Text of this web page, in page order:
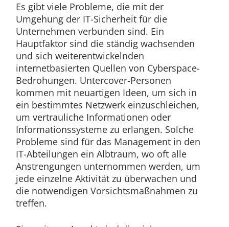
Es gibt viele Probleme, die mit der
Umgehung der IT-Sicherheit für die
Unternehmen verbunden sind. Ein
Hauptfaktor sind die ständig wachsenden
und sich weiterentwickelnden
internetbasierten Quellen von Cyberspace-
Bedrohungen. Untercover-Personen
kommen mit neuartigen Ideen, um sich in
ein bestimmtes Netzwerk einzuschleichen,
um vertrauliche Informationen oder
Informationssysteme zu erlangen. Solche
Probleme sind für das Management in den
IT-Abteilungen ein Albtraum, wo oft alle
Anstrengungen unternommen werden, um
jede einzelne Aktivität zu überwachen und
die notwendigen Vorsichtsmaßnahmen zu
treffen.